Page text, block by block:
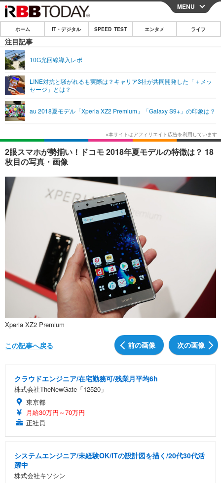
CLOSE
ホーム
IT・デジタル
ネタ
ショッピング その他
SPEED TEST
エンタメ
エンタメTOP 映画・ドラマ
韓国・芸能
音楽 スポーツ
ショッピング その他
ライフ
ライフTOP グルメ
ペット ショッピング
その他
リリース一覧
プッシュ通知の停止方法
MENU
ホーム IT・デジタル SPEED TEST エンタメ ライフ
注目記事
10G光回線導入レポ
LINE対抗と騒がれるも実際は？キャリア3社が共同開発した「＋メッ
セージ」とは？
au 2018夏モデル「Xperia XZ2 Premium」「Galaxy S9+」の印象は？
2眼スマホが勢揃い！ドコモ 2018年夏モデルの特徴は？ 18
枚目の写真・画像
Xperia XZ2 Premium
前の画像 次の画像
この記事へ戻る
クラウドエンジニア/在宅勤務可/残業月平均6h
株式会社TheNewGate「12520」
東京都
月給30万円～70万円
正社員
システムエンジニア/未経験OK/ITの設計図を描く/20代30代活
躍中
株式会社キソシン